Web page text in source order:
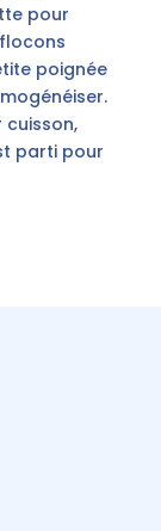
pour
poignée
parti pour